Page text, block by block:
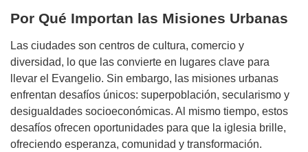
Por Qué Importan las Misiones Urbanas
Las ciudades son centros de cultura, comercio y
diversidad, lo que las convierte en lugares clave para
llevar el Evangelio. Sin embargo, las misiones urbanas
enfrentan desafíos únicos: superpoblación, secularismo y
desigualdades socioeconómicas. Al mismo tiempo, estos
desafíos ofrecen oportunidades para que la iglesia brille,
ofreciendo esperanza, comunidad y transformación.